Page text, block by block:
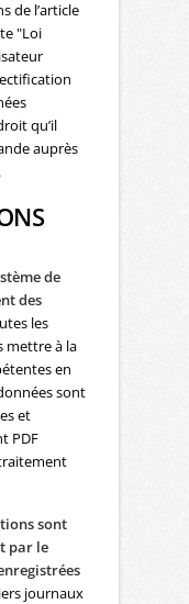
de l’article
"Loi
qu’il
auprès
de
des
les
mettre à la
en
sont
et
PDF
sont
par le
journaux